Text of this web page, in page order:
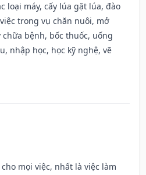
loại máy, cấy lúa gặt lúa, đào
trong vụ chăn nuôi, mở
bệnh, bốc thuốc, uống
nhập học, học kỹ nghệ, vẽ
mọi việc, nhất là việc làm